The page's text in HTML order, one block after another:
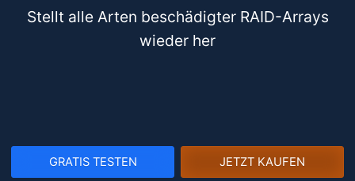
Stellt alle Arten beschädigter RAID-Arrays
wieder her
GRATIS TESTEN JETZT KAUFEN